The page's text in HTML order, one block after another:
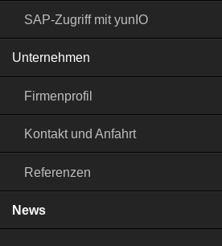
SAP-Zugriff mit yunIO
Unternehmen
Firmenprofil
Kontakt und Anfahrt
Referenzen
News